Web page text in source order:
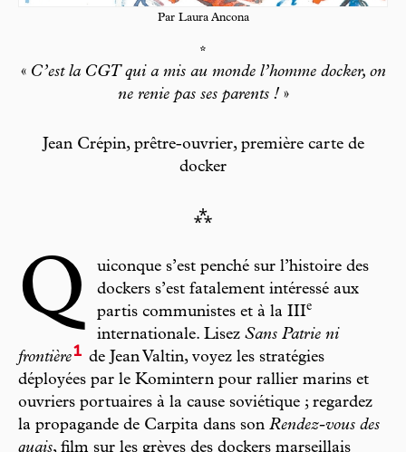
Par Laura Ancona
*
« C’est la CGT qui a mis au monde l’homme docker, on
ne renie pas ses parents !»
Jean Crépin, prêtre-ouvrier, première carte de
docker
⁂
Q
uiconque s’est penché sur l’histoire des
dockers s’est fatalement intéressé aux
partis communistes et à la IIIe
internationale. Lisez Sans Patrie ni
frontière1 de Jean Valtin, voyez les stratégies
déployées par le Komintern pour rallier marins et
ouvriers portuaires à la cause soviétique ; regardez
la propagande de Carpita dans son Rendez-vous des
quais, film sur les grèves des dockers marseillais